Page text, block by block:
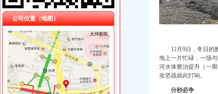
公司位置（地图）
12月9日，冬日的
地上一片忙碌，一场
河水体整治提升（一
攻坚战就此打响。
分秒必争